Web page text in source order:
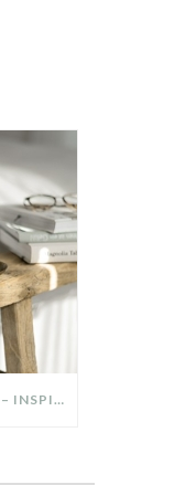
SCHLAFZIMMER MAKEOVER – INSPIRATION FÜR DEIN SCHLAFZIMMER: AUS ALT MACH NEU – HELL, GEMÜTLICH UND EINLADEND